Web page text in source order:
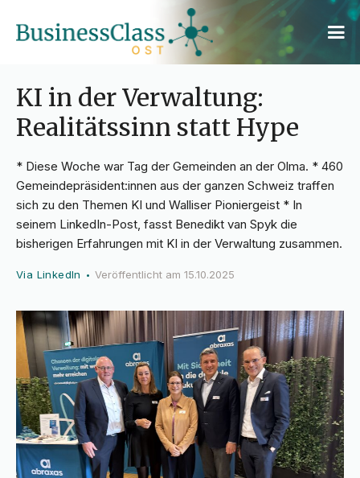
KI in der Verwaltung:
Realitätssinn statt Hype
* Diese Woche war Tag der Gemeinden an der Olma. * 460
Gemeindepräsident:innen aus der ganzen Schweiz traffen
sich zu den Themen KI und Walliser Pioniergeist * In
seinem LinkedIn-Post, fasst Benedikt van Spyk die
bisherigen Erfahrungen mit KI in der Verwaltung zusammen.
Via LinkedIn • Veröffentlicht am 15.10.2025